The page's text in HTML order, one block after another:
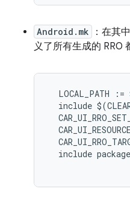
Android.mk ：在其
义了所有生成的 RRO
LOCAL_PATH :=
include $(
include